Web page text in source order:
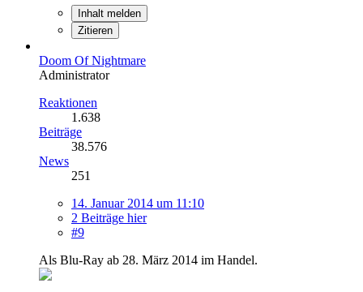
Inhalt melden
Zitieren
Doom Of Nightmare
Administrator
Reaktionen
1.638
Beiträge
38.576
News
251
14. Januar 2014 um 11:10
2 Beiträge hier
#9
Als Blu-Ray ab 28. März 2014 im Handel.